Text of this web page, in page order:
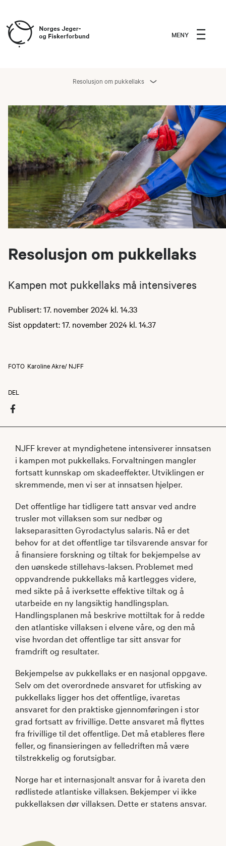
MENY
Resolusjon om pukkellaks
Resolusjon om pukkellaks
Kampen mot pukkellaks må intensiveres
Publisert: 17. november 2024 kl. 14.33
Sist oppdatert: 17. november 2024 kl. 14.37
FOTO Karoline Akre/ NJFF
DEL
NJFF krever at myndighetene intensiverer innsatsen
i kampen mot pukkellaks. Forvaltningen mangler
fortsatt kunnskap om skadeeffekter. Utviklingen er
skremmende, men vi ser at innsatsen hjelper.
Det offentlige har tidligere tatt ansvar ved andre
trusler mot villaksen som sur nedbør og
lakseparasitten Gyrodactylus salaris. Nå er det
behov for at det offentlige tar tilsvarende ansvar for
å finansiere forskning og tiltak for bekjempelse av
den uønskede stillehavs-laksen. Problemet med
oppvandrende pukkellaks må kartlegges videre,
med sikte på å iverksette effektive tiltak og å
utarbeide en ny langsiktig handlingsplan.
Handlingsplanen må beskrive mottiltak for å redde
den atlantiske villaksen i elvene våre, og den må
vise hvordan det offentlige tar sitt ansvar for
framdrift og resultater.
Bekjempelse av pukkellaks er en nasjonal oppgave.
Selv om det overordnede ansvaret for utfisking av
pukkellaks ligger hos det offentlige, ivaretas
ansvaret for den praktiske gjennomføringen i stor
grad fortsatt av frivillige. Dette ansvaret må flyttes
fra frivillige til det offentlige. Det må etableres flere
feller, og finansieringen av felledriften må være
tilstrekkelig og forutsigbar.
Norge har et internasjonalt ansvar for å ivareta den
rødlistede atlantiske villaksen. Bekjemper vi ikke
pukkellaksen dør villaksen. Dette er statens ansvar.